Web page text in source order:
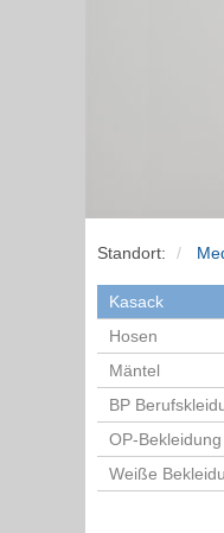
Standort:
Kasack
Hosen
Mäntel
BP
OP-Bekleidung
Weiße